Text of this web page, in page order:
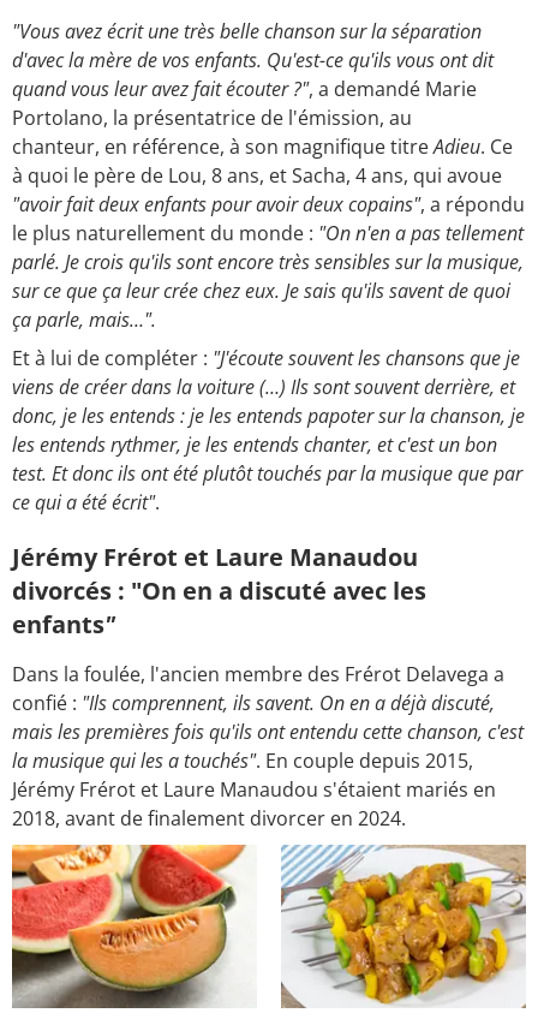
"Vous avez écrit une très belle chanson sur la séparation
d'avec la mère de vos enfants. Qu'est-ce qu'ils vous ont dit
quand vous leur avez fait écouter ?", a demandé Marie
Portolano, la présentatrice de l'émission, au
chanteur, en référence, à son magnifique titreAdieu. Ce
à quoi le père de Lou, 8 ans, et Sacha, 4 ans, qui avoue
"avoir fait deux enfants pour avoir deux copains", a répondu
le plus naturellement du monde : "On n'en a pas tellement
parlé. Je crois qu'ils sont encore très sensibles sur la musique,
sur ce que ça leur crée chez eux. Je sais qu'ils savent de quoi
ça parle, mais…".
Et à lui de compléter : "J'écoute souvent les chansons que je
viens de créer dans la voiture (…) Ils sont souvent derrière, et
donc, je les entends : je les entends papoter sur la chanson, je
les entends rythmer, je les entends chanter, et c'est un bon
test. Et donc ils ont été plutôt touchés par la musique que par
ce qui a été écrit".
Jérémy Frérot et Laure Manaudou
divorcés : "On en a discuté avec les
enfants"
Dans la foulée, l'ancien membre des Frérot Delavega a
confié : "Ils comprennent, ils savent. On en a déjà discuté,
mais les premières fois qu'ils ont entendu cette chanson, c'est
la musique qui les a touchés". En couple depuis 2015,
Jérémy Frérot et Laure Manaudou s'étaient mariés en
2018, avant de finalement divorcer en 2024.